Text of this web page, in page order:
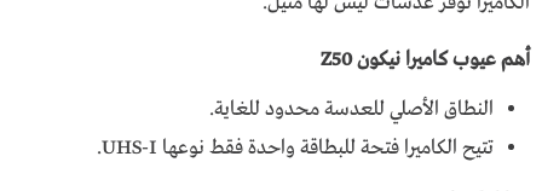
أهم عيوب كاميرا نيكون Z50
النطاق الأصلي للعدسة محدود للغاية.
تتيح الكاميرا فتحة للبطاقة واحدة فقط نوعها UHS-I.